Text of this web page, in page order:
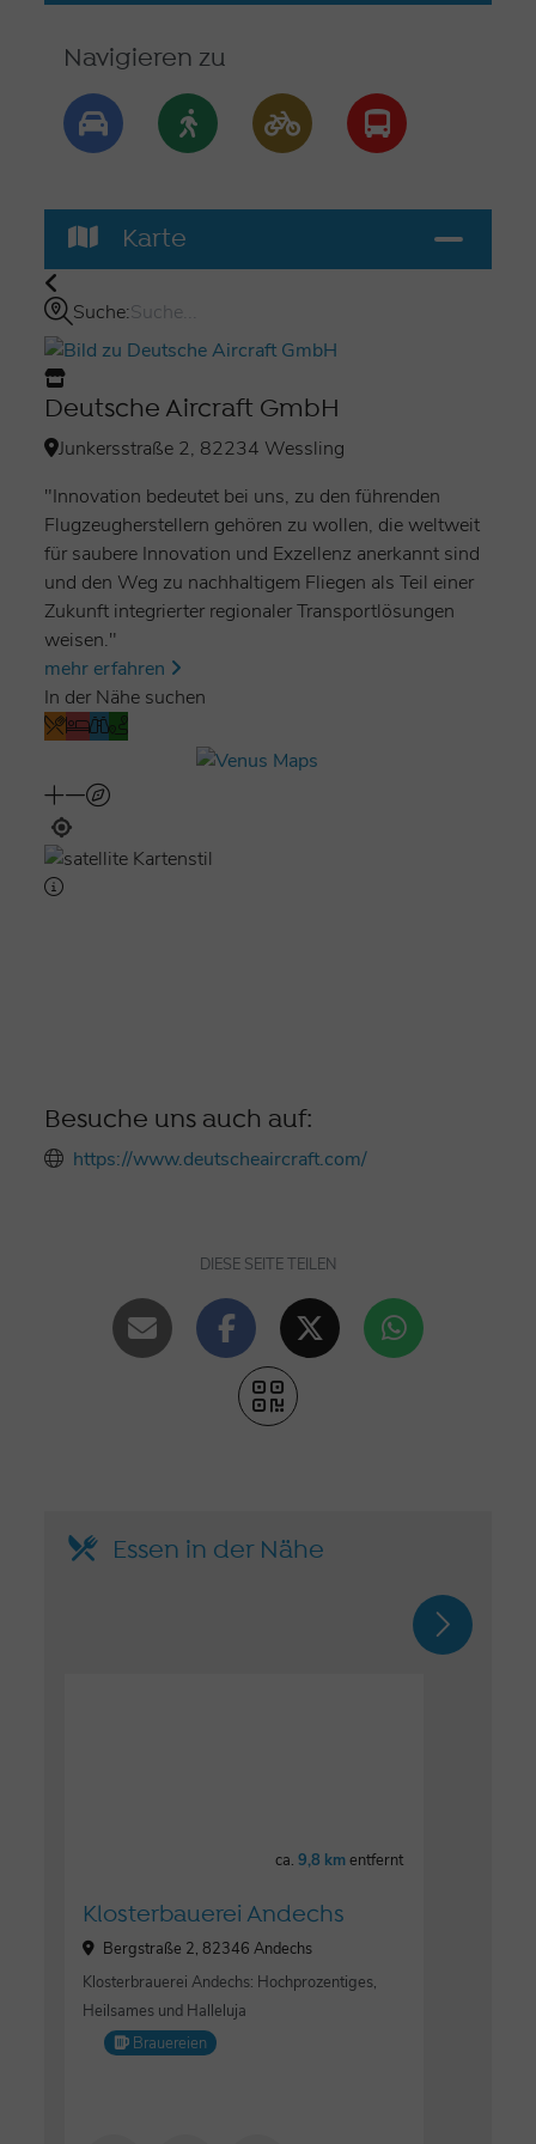
Lange Nacht der Wirtschaft und Wissenschaft:
Persönliches Kennenlernen an unserem
Messestand im Gebäude 328/ Aero Bildung
Unternehmen
Austausch über unsere Projekte und unsere
Wir freuen uns über alle, die vorbeischauen - ob
Schülerinnen und Schüler, Studierende oder einfach
Interessierte!
Navigieren zu
Karte
Suche:
Deutsche Aircraft GmbH
Junkersstraße 2, 82234 Wessling
"Innovation bedeutet bei uns, zu den führenden
Flugzeugherstellern gehören zu wollen, die weltweit
für saubere Innovation und Exzellenz anerkannt sind
und den Weg zu nachhaltigem Fliegen als Teil einer
Zukunft integrierter regionaler Transportlösungen
weisen."
mehr erfahren
In der Nähe suchen
Besuche uns auch auf:
https://www.deutscheaircraft.com/
DIESE SEITE TEILEN
Essen in der Nähe
ca.9,8 kmentfernt
Klosterbauerei Andechs
Bergstraße 2, 82346 Andechs
Klosterbrauerei Andechs: Hochprozentiges,
Heilsames und Halleluja
Brauereien